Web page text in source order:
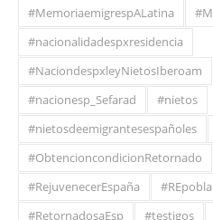
#MemoriaemigrespALatina
#nacionalidadespxresidencia
#NaciondespxleyNietosIberoam
#nacionesp_Sefarad
#nietos
#nietosdeemigrantesespañoles
#ObtencioncondicionRetornado
#RejuvenecerEspaña
#RetornadosaEsp
#testigos